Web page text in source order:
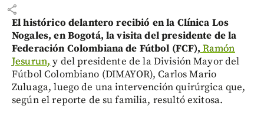
share
El histórico delantero recibió en la Clínica Los
Nogales, en Bogotá, la visita del presidente de la
Federación Colombiana de Fútbol (FCF), Ramón
Jesurun, y del presidente de la División Mayor del
Fútbol Colombiano (DIMAYOR), Carlos Mario
Zuluaga, luego de una intervención quirúrgica que,
según el reporte de su familia, resultó exitosa.